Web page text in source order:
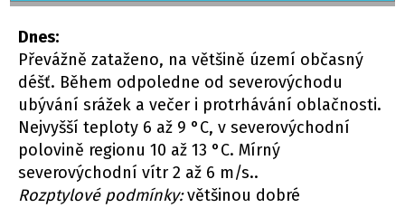
Dnes:
Převážně zataženo, na většině území občasný
déšť. Během odpoledne od severovýchodu
ubývání srážek a večer i protrhávání oblačnosti.
Nejvyšší teploty 6 až 9 °C, v severovýchodní
polovině regionu 10 až 13 °C. Mírný
severovýchodní vítr 2 až 6 m/s..
Rozptylové podmínky:většinou dobré